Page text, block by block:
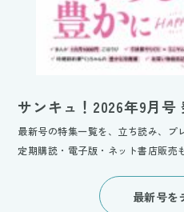
サンキュ！2026年9月号
最新号の特集一覧を、立ち読み、プ
定期購読・電子版・ネット書店販売
最新号を